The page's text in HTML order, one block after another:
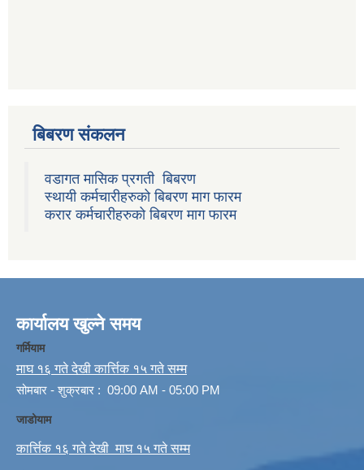
बिबरण संकलन
वडागत मासिक प्रगती बिबरण
स्थायी कर्मचारीहरुको बिबरण माग फारम
करार कर्मचारीहरुको बिबरण माग फारम
कार्यालय खुल्ने समय
गर्मियाम
माघ १६ गते देखी कार्त्तिक १५ गते सम्म
सोमबार - शुक्रबार : 09:00 AM - 05:00 PM
जाडोयाम
कार्त्तिक १६ गते देखी माघ १५ गते सम्म